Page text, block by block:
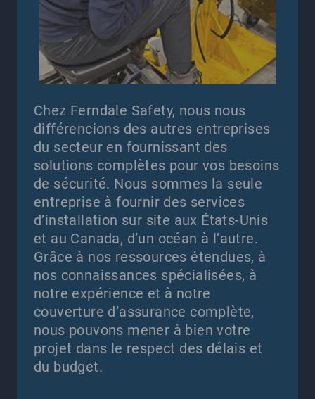
Chez Ferndale Safety, nous nous
différencions des autres entreprises
du secteur en fournissant des
solutions complètes pour vos besoins
de sécurité. Nous sommes la seule
entreprise à fournir des services
d’installation sur site aux États-Unis
et au Canada, d’un océan à l’autre.
Grâce à nos ressources étendues, à
nos connaissances spécialisées, à
notre expérience et à notre
couverture d’assurance complète,
nous pouvons mener à bien votre
projet dans le respect des délais et
du budget.